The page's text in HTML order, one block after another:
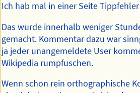
Ich hab mal in einer Seite
Das wurde innerhalb weniger
gemacht. Kommentar dazu war
ja jeder unangemeldete User
Wikipedia rumpfuschen.
Wenn schon rein orthographische